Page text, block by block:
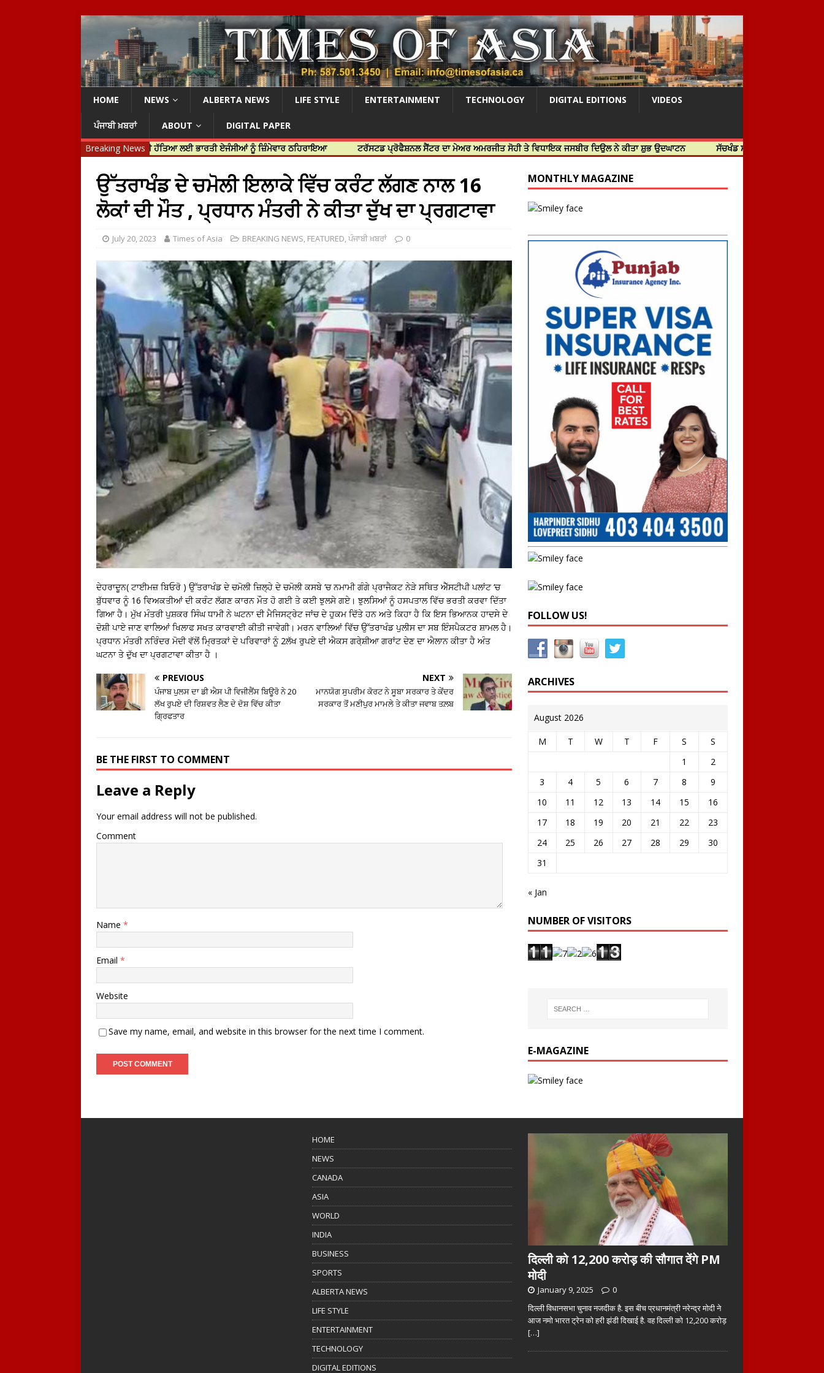
HOME NEWS ALBERTA NEWS LIFE STYLE ENTERTAINMENT TECHNOLOGY DIGITAL EDITIONS VIDEOS
ਪੰਜਾਬੀ ਖ਼ਬਰਾਂ ABOUT
DIGITAL PAPER
Breaking News
ਜਸਟਿਨ ਟਰੂਡੋ ਨੇ ਹਰਦੀਪ ਨਿੱਝਰ ਦੀ ਹੱਤਿਆ ਲਈ ਭਾਰਤੀ ਏਜੰਸੀਆਂ ਨੂੰ ਜ਼ਿੰਮੇਵਾਰ ਠਹਿਰਾਇਆ ਟਰੱਸਟਡ ਪ੍ਰੋਫੈਸ਼ਨਲ ਸੈਂਟਰ ਦਾ ਮੇਅਰ ਅਮਰਜੀਤ ਸੋਹੀ ਤੇ ਵਿਧਾਇਕ ਜਸਬੀਰ ਦਿਉਲ ਨੇ ਕੀਤਾ ਸ਼ੁਭ ਉਦਘਾਟਨ ਸੱਚਖੰਡ ਸ੍ਰੀ ਹਰਿਮੰਦਰ ਸਾਹਿਬ ਵਿਖੇ ਸਜੇ
ਉੱਤਰਾਖੰਡ ਦੇ ਚਮੋਲੀ ਇਲਾਕੇ ਵਿੱਚ ਕਰੰਟ ਲੱਗਣ ਨਾਲ 16
ਲੋਕਾਂ ਦੀ ਮੌਤ , ਪ੍ਰਧਾਨ ਮੰਤਰੀ ਨੇ ਕੀਤਾ ਦੁੱਖ ਦਾ ਪ੍ਰਗਟਾਵਾ
July 20, 2023 Times of Asia BREAKING NEWS, FEATURED,ਪੰਜਾਬੀ ਖ਼ਬਰਾਂ 0
ਦੇਹਰਾਦੂਨ( ਟਾਈਮਜ਼ ਬਿਓਰੋ ) ਉੱਤਰਾਖੰਡ ਦੇ ਚਮੋਲੀ ਜ਼ਿਲ੍ਹੇ ਦੇ ਚਮੋਲੀ ਕਸਬੇ ‘ਚ ਨਮਾਮੀ ਗੰਗੇ ਪ੍ਰਾਜੈਕਟ ਨੇੜੇ ਸਥਿਤ ਐੱਸਟੀਪੀ ਪਲਾਂਟ ‘ਚ
ਬੁੱਧਵਾਰ ਨੂੰ 16 ਵਿਅਕਤੀਆਂ ਦੀ ਕਰੰਟ ਲੱਗਣ ਕਾਰਨ ਮੌਤ ਹੋ ਗਈ ਤੇ ਕਈ ਝੁਲਸੇ ਗਏ। ਝੁਲਸਿਆਂ ਨੂੰ ਹਸਪਤਾਲ ਵਿੱਚ ਭਰਤੀ ਕਰਵਾ ਦਿੱਤਾ
ਗਿਆ ਹੈ। ਮੁੱਖ ਮੰਤਰੀ ਪੁਸ਼ਕਰ ਸਿੰਘ ਧਾਮੀ ਨੇ ਘਟਨਾ ਦੀ ਮੈਜਿਸਟ੍ਰੇਟ ਜਾਂਚ ਦੇ ਹੁਕਮ ਦਿੱਤੇ ਹਨ ਅਤੇ ਕਿਹਾ ਹੈ ਕਿ ਇਸ ਭਿਆਨਕ ਹਾਦਸੇ ਦੇ
ਦੋਸ਼ੀ ਪਾਏ ਜਾਣ ਵਾਲਿਆਂ ਖਿਲਾਫ ਸਖਤ ਕਾਰਵਾਈ ਕੀਤੀ ਜਾਵੇਗੀ। ਮਰਨ ਵਾਲਿਆਂ ਵਿੱਚ ਉੱਤਰਾਖੰਡ ਪੁਲੀਸ ਦਾ ਸਬ ਇੰਸਪੈਕਟਰ ਸ਼ਾਮਲ ਹੈ।
ਪ੍ਰਧਾਨ ਮੰਤਰੀ ਨਰਿੰਦਰ ਮੋਦੀ ਵੱਲੋਂ ਮ੍ਰਿਤਕਾਂ ਦੇ ਪਰਿਵਾਰਾਂ ਨੂੰ 2ਲੱਖ ਰੁਪਏ ਦੀ ਐਕਸ ਗਰੇ਼ਸ਼ੀਆ ਗਰਾਂਟ ਦੇਣ ਦਾ ਐਲਾਨ ਕੀਤਾ ਹੈ ਅੰਤ
ਘਟਨਾ ਤੇ ਦੁੱਖ ਦਾ ਪ੍ਰਗਟਾਵਾ ਕੀਤਾ ਹੈ ।
PREVIOUS
ਪੰਜਾਬ ਪੁਲਸ ਦਾ ਡੀ ਐਸ ਪੀ ਵਿਜੀਲੈਂਸ ਬਿਊਰੋ ਨੇ 20
ਲੱਖ ਰੁਪਏ ਦੀ ਰਿਸ਼ਵਤ ਲੈਣ ਦੇ ਦੋਸ਼ ਵਿੱਚ ਕੀਤਾ
ਗ੍ਰਿਫਤਾਰ
NEXT
ਮਾਨਯੋਗ ਸੁਪਰੀਮ ਕੋਰਟ ਨੇ ਸੂਬਾ ਸਰਕਾਰ ਤੇ ਕੇਂਦਰ
ਸਰਕਾਰ ਤੋਂ ਮਣੀਪੁਰ ਮਾਮਲੇ ਤੇ ਕੀਤਾ ਜਵਾਬ ਤਲ਼ਬ
BE THE FIRST TO COMMENT
Leave a Reply
Your email address will not be published.
Comment
Name *
Email *
Website
Save my name, email, and website in this browser for the next time I comment.
MONTHLY MAGAZINE
FOLLOW US!
ARCHIVES
August 2026
M T W T F S
S
1
2
3
4 5 6 7 8
9
10
11 12 13 14 15
16
17
18 19 20 21 22
23
24
25 26 27 28 29
30
31
« Jan
NUMBER OF VISITORS
E-MAGAZINE
HOME
NEWS
CANADA
ASIA
WORLD
INDIA
BUSINESS
SPORTS
ALBERTA NEWS
LIFE STYLE
ENTERTAINMENT
TECHNOLOGY
DIGITAL EDITIONS
दिल्ली को 12,200 करोड़ की सौगात देंगे PM
मोदी
January 9, 2025
0
दिल्ली विधानसभा चुनाव नजदीक है. इस बीच प्रधानमंत्री नरेन्द्र मोदी ने
आज नमो भारत ट्रेन को हरी झंडी दिखाई है. वह दिल्ली को 12,200 करोड़
[…]